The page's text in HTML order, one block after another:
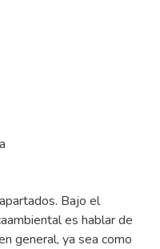
Bajo el
es hablar de
general, ya sea como